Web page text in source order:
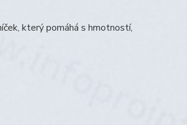
který pomáhá s hmotností,